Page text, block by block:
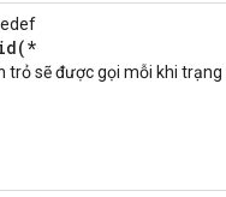
trỏ sẽ được gọi mỗi khi